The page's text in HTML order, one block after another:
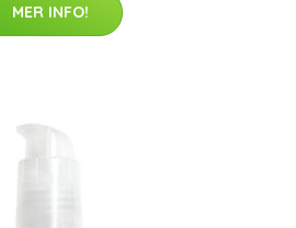
MER INFO!